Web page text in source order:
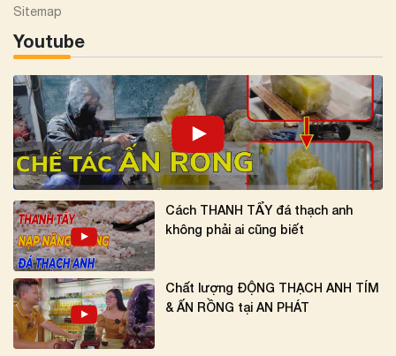
Sitemap
Youtube
Cách THANH TẨY đá thạch anh
không phải ai cũng biết
Chất lượng ĐỘNG THẠCH ANH TÍM
& ẤN RỒNG tại AN PHÁT